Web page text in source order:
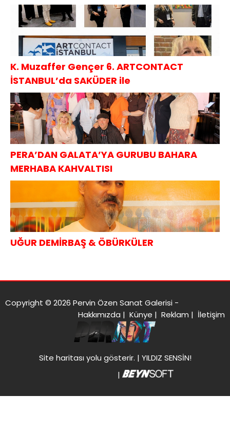
K. Muzaffer Gençer 6. ARTCONTACT
İSTANBUL’da SAKÜDER ile
PERA’DAN GALATA’YA GURUBU BAHARA
MERHABA KAHVALTISI
UĞUR DEMİRBAŞ & ÖBÜRKÜLER
Copyright © 2026 Pervin Özen Sanat Galerisi -
Hakkımızda | Künye | Reklam | İletişim
Site haritası yolu gösterir. | YILDIZ SENSİN!
|